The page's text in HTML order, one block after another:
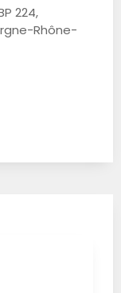
224,
Rhône-